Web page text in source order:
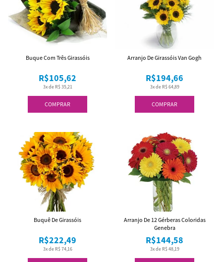
COMPRAR
3x de R$ 35,21
R$105,62
Buque Com Três Girassóis
COMPRAR
3x de R$ 64,89
R$194,66
Arranjo De Girassóis Van Gogh
3x de R$ 74,16
R$222,49
Buquê De Girassóis
3x de R$ 48,19
R$144,58
Arranjo De 12 Gérberas Coloridas
Genebra